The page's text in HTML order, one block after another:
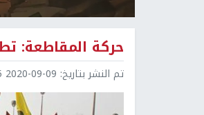
حركة المقاطعة:
تم النشر بتاريخ: 2020-09-09 09:55